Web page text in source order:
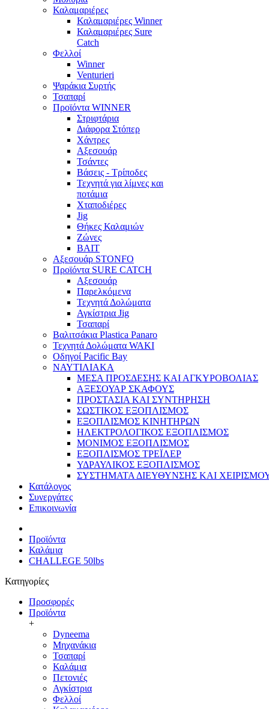
Καλαμαριέρες
Καλαμαριέρες Winner
Καλαμαριέρες Sure
Catch
Φελλοί
Winner
Venturieri
Ψαράκια Συρτής
Τσαπαρί
Προϊόντα WINNER
Στριφτάρια
Διάφορα Στόπερ
Χάντρες
Αξεσουάρ
Τσάντες
Βάσεις - Τρίποδες
Τεχνητά για λίμνες και
ποτάμια
Χταποδιέρες
Jig
Θήκες Καλαμιών
Ζώνες
BAIT
Αξεσουάρ STONFO
Προϊόντα SURE CATCH
Αξεσουάρ
Παρελκόμενα
Τεχνητά Δολώματα
Αγκίστρια Jig
Τσαπαρί
Βαλιτσάκια Plastica Panaro
Τεχνητά Δολώματα WAKI
Οδηγοί Pacific Bay
ΝΑΥΤΙΛΙΑΚΑ
ΜΕΣΑ ΠΡΟΣΔΕΣΗΣ ΚΑΙ ΑΓΚΥΡΟΒΟΛΙΑΣ
ΑΞΕΣΟΥΑΡ ΣΚΑΦΟΥΣ
ΠΡΟΣΤΑΣΙΑ ΚΑΙ ΣΥΝΤΗΡΗΣΗ
ΣΩΣΤΙΚΟΣ ΕΞΟΠΛΙΣΜΟΣ
ΕΞΟΠΛΙΣΜΟΣ ΚΙΝΗΤΗΡΩΝ
ΗΛΕΚΤΡΟΛΟΓΙΚΟΣ ΕΞΟΠΛΙΣΜΟΣ
ΜΟΝΙΜΟΣ ΕΞΟΠΛΙΣΜΟΣ
ΕΞΟΠΛΙΣΜΟΣ ΤΡΕΪΛΕΡ
ΥΔΡΑΥΛΙΚΟΣ ΕΞΟΠΛΙΣΜΟΣ
ΣΥΣΤΗΜΑΤΑ ΔΙΕΥΘΥΝΣΗΣ ΚΑΙ
Κατάλογος
Συνεργάτες
Επικοινωνία
Προϊόντα
Καλάμια
CHALLEGE 50lbs
Κατηγορίες
Προσφορές
Προϊόντα
+
Dyneema
Μηχανάκια
Τσαπαρί
Καλάμια
Πετονιές
Αγκίστρια
Φελλοί